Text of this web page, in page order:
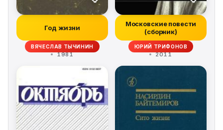
Год жизни
ВЯЧЕСЛАВ ТЫЧИНИН
1981
Московские повести
(сборник)
ЮРИЙ ТРИФОНОВ
2011